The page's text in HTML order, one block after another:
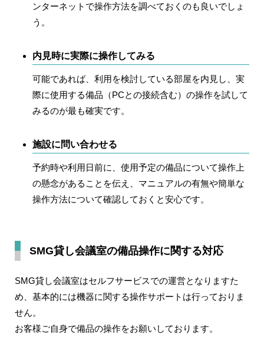
ンターネットで操作方法を調べておくのも良いでしょ
う。
内見時に実際に操作してみる
可能であれば、利用を検討している部屋を内見し、実
際に使用する備品（PCとの接続含む）の操作を試して
みるのが最も確実です。
施設に問い合わせる
予約時や利用日前に、使用予定の備品について操作上
の懸念があることを伝え、マニュアルの有無や簡単な
操作方法について確認しておくと安心です。
SMG貸し会議室の備品操作に関する対応
SMG貸し会議室はセルフサービスでの運営となりますた
め、基本的には機器に関する操作サポートは行っておりま
せん。
お客様ご自身で備品の操作をお願いしております。